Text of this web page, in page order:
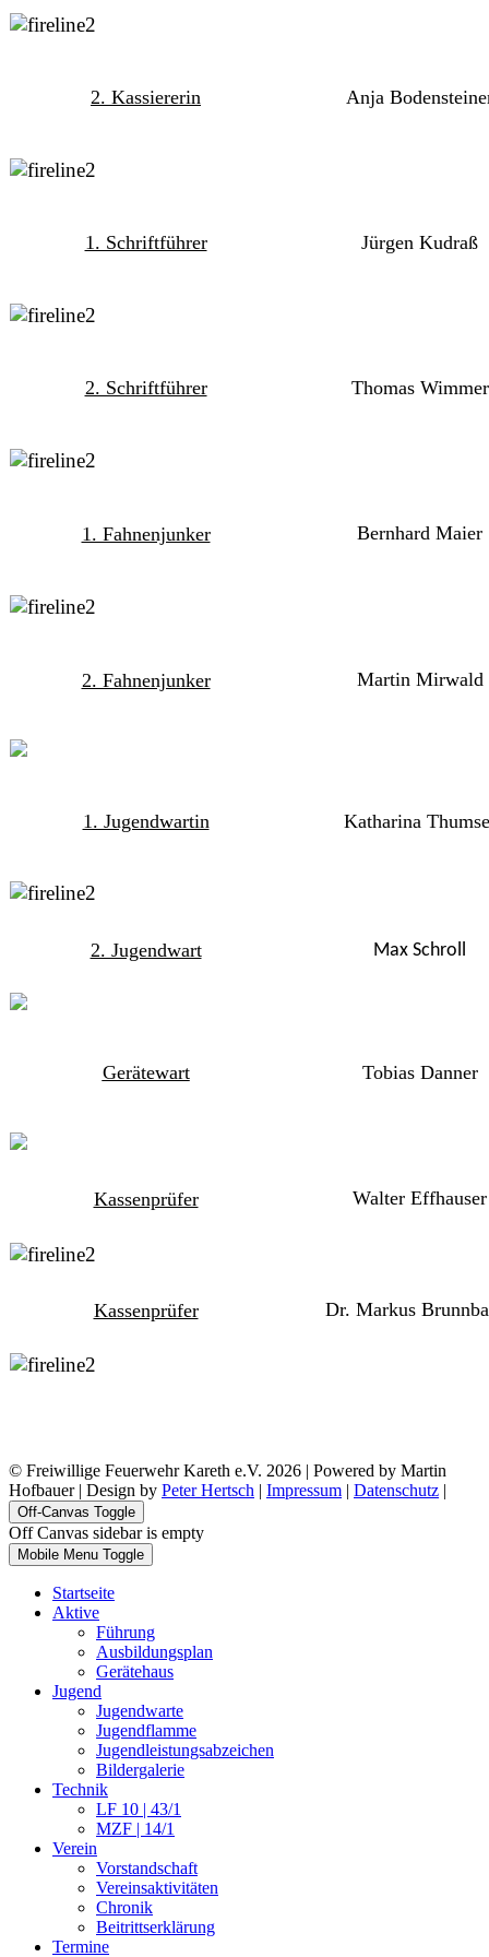
2. Kassiererin Anja
1. Schriftführer Jürgen Kudraß
2. Schriftführer Thomas Wimmer
1. Fahnenjunker Bernhard Maier
2. Fahnenjunker Martin Mirwald
1. Jugendwartin Katharina
2. Jugendwart Max Schroll
Gerätewart Tobias Danner
Kassenprüfer Walter Effhauser
Kassenprüfer Dr. Markus
© Freiwillige Feuerwehr Kareth e.V. 2026 | Powered by Martin
Hofbauer | Design by Peter Hertsch | Impressum | Datenschutz |
Off-Canvas Toggle
Off Canvas sidebar is empty
Mobile Menu Toggle
Startseite
Aktive
Führung
Ausbildungsplan
Gerätehaus
Jugend
Jugendwarte
Jugendflamme
Jugendleistungsabzeichen
Bildergalerie
Technik
LF 10 | 43/1
MZF | 14/1
Verein
Vorstandschaft
Vereinsaktivitäten
Chronik
Beitrittserklärung
Termine